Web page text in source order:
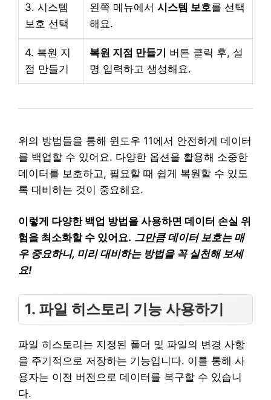
3. 시스템
보호 선택
왼쪽 메뉴에서 시스템 보호를 선택
해요.
4. 복원 지
점 만들기
복원 지점 만들기 버튼 클릭 후, 설
명 입력하고 생성해요.
위의 방법들을 통해 윈도우 11에서 안전하게 데이터
를 백업할 수 있어요. 다양한 옵션을 활용해 소중한
데이터를 보호하고, 필요할 때 쉽게 복원할 수 있도
록 대비하는 것이 중요해요.
이렇게 다양한 백업 방법을 사용하면 데이터 손실 위
험을 최소화할 수 있어요. 그만큼 데이터 보호는 매
우 중요하니, 미리 대비하는 방법을 꼭 실천해 보세
요!
1. 파일 히스토리 기능 사용하기
파일 히스토리는 지정된 폴더 및 파일의 변경 사항
을 주기적으로 저장하는 기능입니다. 이를 통해 사
용자는 이전 버전으로 데이터를 복구할 수 있습니
다.